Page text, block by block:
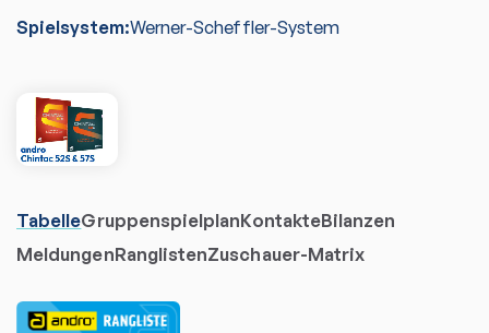
Spielsystem:Werner-Scheffler-System
TabelleGruppenspielplanKontakteBilanzen
MeldungenRanglistenZuschauer-Matrix